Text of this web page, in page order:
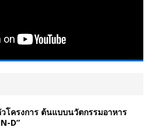
โครงการ ต้นแบบนวัตกรรมอาหาร
D”